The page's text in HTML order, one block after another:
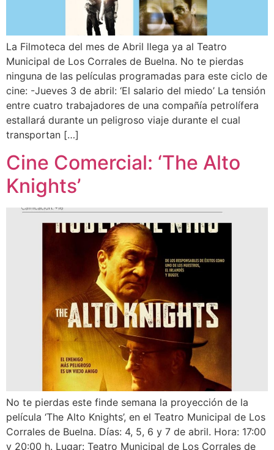
La Filmoteca del mes de Abril llega ya al Teatro
Municipal de Los Corrales de Buelna. No te pierdas
ninguna de las películas programadas para este ciclo de
cine: -Jueves 3 de abril: ‘El salario del miedo’ La tensión
entre cuatro trabajadores de una compañía petrolífera
estallará durante un peligroso viaje durante el cual
transportan […]
Cine Comercial: ‘The Alto
Knights’
No te pierdas este finde semana la proyección de la
película ‘The Alto Knights’, en el Teatro Municipal de Los
Corrales de Buelna. Días: 4, 5, 6 y 7 de abril. Hora: 17:00
y 20:00 h. Lugar: Teatro Municipal de Los Corrales de